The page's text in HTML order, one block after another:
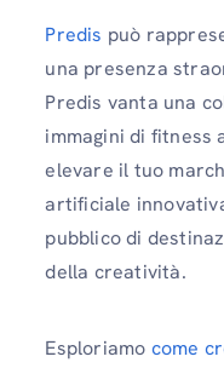
Predis può
una presenza
Predis vanta una
immagini di fitness
elevare il tuo
artificiale
pubblico di
della creatività.
Esploriamo come